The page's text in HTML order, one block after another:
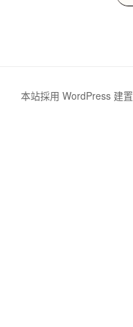
本站採用 WordPress 建置